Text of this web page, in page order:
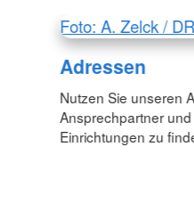
Foto: A. Zelck /
Adressen
Nutzen Sie unseren
Ansprechpartner
Einrichtungen zu